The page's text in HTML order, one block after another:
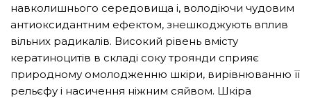
навколишнього середовища і, володіючи чудовим
антиоксидантним ефектом, знешкоджують вплив
вільних радикалів. Високий рівень вмісту
кератиноцитів в складі соку троянди сприяє
природному омолодженню шкіри, вирівнюванню її
рельєфу і насичення ніжним сяйвом. Шкіра